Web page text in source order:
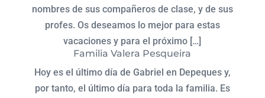
nombres de sus compañeros de clase, y de sus
profes. Os deseamos lo mejor para estas
vacaciones y para el próximo […]
Familia Valera Pesqueira
Hoy es el último día de Gabriel en Depeques y,
por tanto, el último día para toda la familia. Es